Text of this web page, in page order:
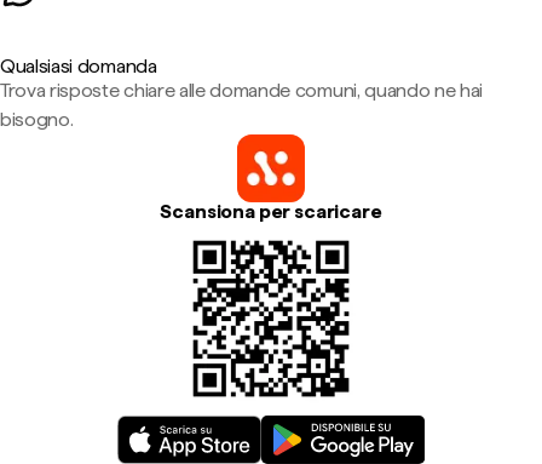
Qualsiasi domanda
Trova risposte chiare alle domande comuni, quando ne hai
bisogno.
Scansiona per scaricare